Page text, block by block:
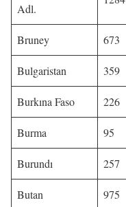
Adl.
Bruney 673
Bulgaristan 359
Burkına Faso 226
Burma 95
Burundı 257
Butan 975